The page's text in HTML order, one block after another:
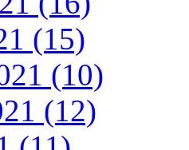
(15)
(10)
(12)